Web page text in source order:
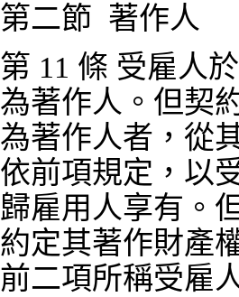
第二節 著作人
第 11 條 受雇人
為著作人。但契
為著作人者，從
依前項規定，以
歸雇用人享有。
約定其著作財產
前二項所稱受雇